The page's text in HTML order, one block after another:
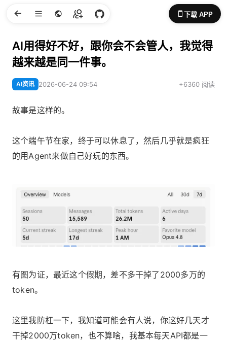
下载 APP
AI用得好不好，跟你会不会管人，我觉得
越来越是同一件事。
AI资讯 2026-06-24 09:54 +6360 阅读
故事是这样的。
这个端午节在家，终于可以休息了，然后几乎就是疯狂
的用Agent来做自己好玩的东西。
有图为证，最近这个假期，差不多干掉了2000多万的
token。
这里我防杠一下，我知道可能会有人说，你这好几天才
干掉2000万token，也不算啥，我基本每天API都是一